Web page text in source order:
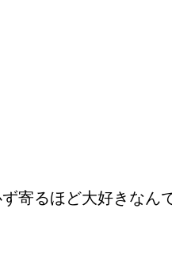
寄るほど大好きなん